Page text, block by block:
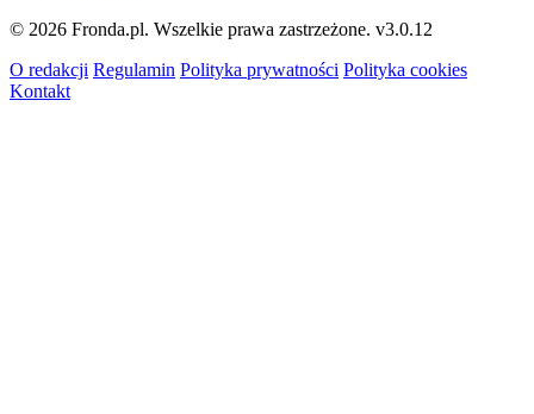
© 2026 Fronda.pl. Wszelkie prawa zastrzeżone. v3.0.12
O redakcji Regulamin Polityka prywatności Polityka cookies
Kontakt